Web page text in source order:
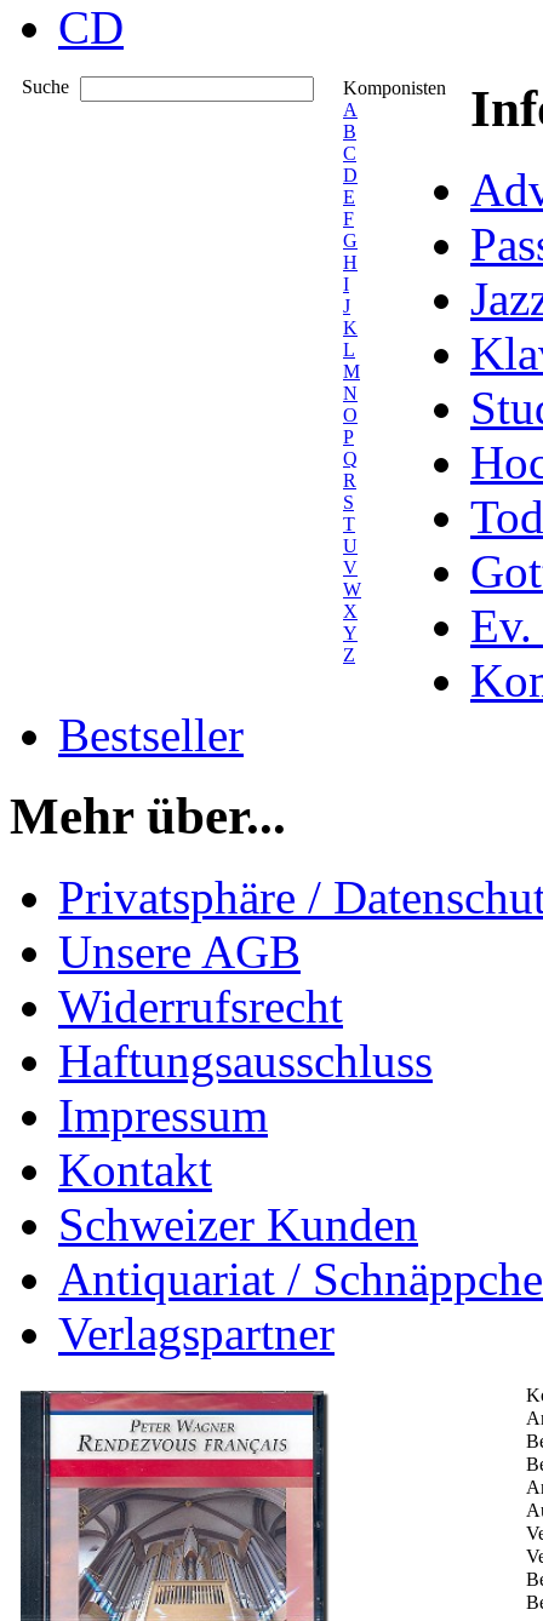
CD
Suche
Komponisten
A
B
C
D
E
F
G
H
I
J
K
L
M
N
O
P
Q
R
S
T
U
V
W
X
Y
Z
Ev.
Bestseller
Mehr über...
Privatsphäre /
Unsere AGB
Widerrufsrecht
Haftungsausschluss
Impressum
Kontakt
Schweizer Kunden
Antiquariat /
Verlagspartner